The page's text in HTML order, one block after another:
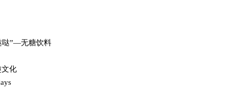
哒”—无糖饮料
文化